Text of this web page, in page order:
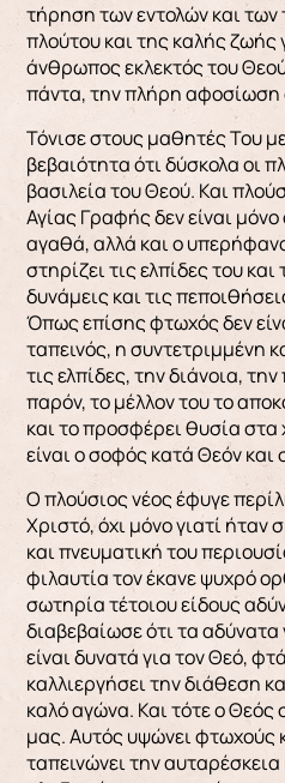
τήρηση των εντολών και των
πλούτου και της καλής ζωής
άνθρωπος εκλεκτός του
πάντα, την πλήρη
Τόνισε στους μαθητές Του
βεβαιότητα ότι δύσκολα οι
βασιλεία του Θεού. Και
Αγίας Γραφής δεν είναι
αγαθά, αλλά και ο
στηρίζει τις ελπίδες του
δυνάμεις και τις
Όπως επίσης φτωχός δεν
ταπεινός, η συντετριμμένη
τις ελπίδες, την διάνοια,
παρόν, το μέλλον του το
και το προσφέρει θυσία στα
είναι ο σοφός κατά Θεόν και
Ο πλούσιος νέος έφυγε
Χριστό, όχι μόνο γιατί ήταν
και πνευματική του
φιλαυτία τον έκανε ψυχρό
σωτηρία τέτοιου είδους
διαβεβαίωσε ότι τα
είναι δυνατά για τον Θεό,
καλλιεργήσει την διάθεση
καλό αγώνα. Και τότε ο Θεός
μας. Αυτός υψώνει φτωχούς
ταπεινώνει την